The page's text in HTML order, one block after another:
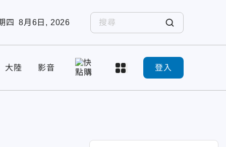
四 8月6日, 2026
大陸 影音 登入